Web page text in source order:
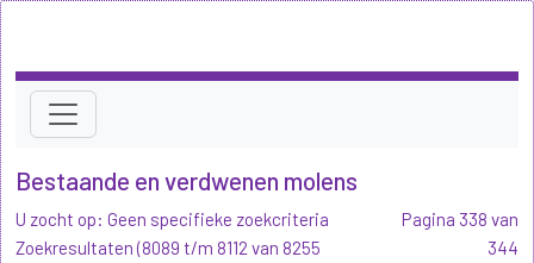
Bestaande en verdwenen molens
U zocht op: Geen specifieke zoekcriteria
Zoekresultaten (8089 t/m 8112 van 8255
Pagina 338 van
344